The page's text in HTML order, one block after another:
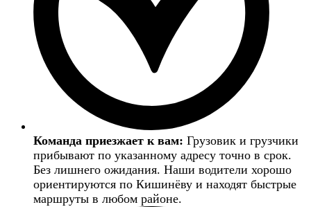
Команда приезжает к вам: Грузовик и грузчики
прибывают по указанному адресу точно в срок.
Без лишнего ожидания. Наши водители хорошо
ориентируются по Кишинёву и находят быстрые
маршруты в любом районе.